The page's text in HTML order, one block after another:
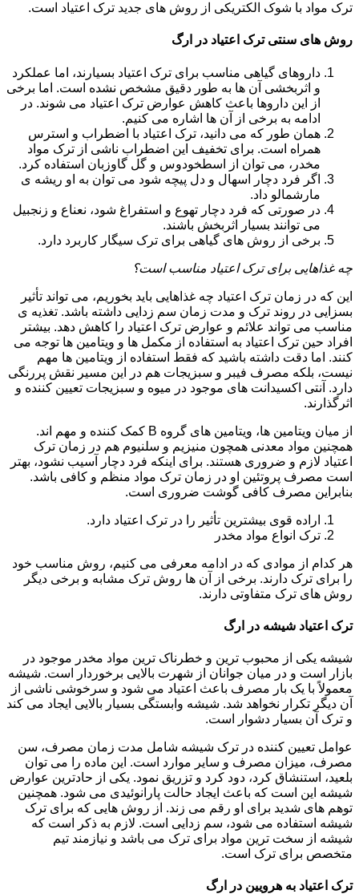
ترک مواد با شوک الکتریکی از روش های جدید ترک اعتیاد است.
روش های سنتی ترک اعتیاد در ارگ
داروهای گیاهی مناسب برای ترک اعتیاد بسیارند، اما عملکرد
و اثربخشی آن ها به طور دقیق مشخص نشده است. اما برخی
از این داروها باعث کاهش عوارض ترک اعتیاد می شوند. در
ادامه به برخی از آن ها اشاره می کنیم.
همان طور که می دانید، ترک اعتیاد با اضطراب و استرس
همراه است. برای تخفیف این اضطراب ناشی از ترک مواد
مخدر، می توان از اسطخودوس و گل گاوزبان استفاده کرد.
اگر فرد دچار اسهال و دل پیچه شود می توان به او ریشه ی
مارشمالو داد.
در صورتی که فرد دچار تهوع و استفراغ شود، نعناع و زنجبیل
می توانند بسیار اثربخش باشند.
برخی از روش های گیاهی برای ترک سیگار کاربرد دارد.
چه غذاهایی برای ترک اعتیاد مناسب است؟
این که در زمان ترک اعتیاد چه غذاهایی باید بخوریم، می تواند تأثیر
بسزایی در روند ترک و مدت زمان سم زدایی داشته باشد. تغذیه ی
مناسب می تواند علائم و عوارض ترک اعتیاد را کاهش دهد. بیشتر
افراد حین ترک اعتیاد به استفاده از مکمل ها و ویتامین ها توجه می
کنند. اما دقت داشته باشید که فقط استفاده از ویتامین ها مهم
نیست، بلکه مصرف فیبر و سبزیجات هم در این مسیر نقش پررنگی
دارد. آنتی اکسیدانت های موجود در میوه و سبزیجات تعیین کننده و
اثرگذارند.
از میان ویتامین ها، ویتامین های گروه B کمک کننده و مهم اند.
همچنین مواد معدنی همچون منیزیم و سلنیوم هم در زمان ترک
اعتیاد لازم و ضروری هستند. برای اینکه فرد دچار آسیب نشود، بهتر
است مصرف پروتئین او در زمان ترک مواد منظم و کافی باشد.
بنابراین مصرف کافی گوشت ضروری است.
اراده قوی بیشترین تأثیر را در ترک اعتیاد دارد.
ترک انواع مواد مخدر
هر کدام از موادی که در ادامه معرفی می کنیم، روش مناسب خود
را برای ترک دارند. برخی از آن ها روش ترک مشابه و برخی دیگر
روش های ترک متفاوتی دارند.
ترک اعتیاد شیشه در ارگ
شیشه یکی از محبوب ترین و خطرناک ترین مواد مخدر موجود در
بازار است و در میان جوانان از شهرت بالایی برخوردار است. شیشه
معمولاً با یک بار مصرف باعث اعتیاد می شود و سرخوشی ناشی از
آن دیگر تکرار نخواهد شد. شیشه وابستگی بسیار بالایی ایجاد می کند
و ترک آن بسیار دشوار است.
عوامل تعیین کننده در ترک شیشه شامل مدت زمان مصرف، سن
مصرف، میزان مصرف و سایر موارد است. این ماده را می توان
بلعید، استنشاق کرد، دود کرد و تزریق نمود. یکی از حادترین عوارض
شیشه این است که باعث ایجاد حالت پارانوئیدی می شود. همچنین
توهم های شدید برای او رقم می زند. از روش هایی که برای ترک
شیشه استفاده می شود، سم زدایی است. لازم به ذکر است که
شیشه از سخت ترین مواد برای ترک می باشد و نیازمند تیم
متخصص برای ترک است.
ترک اعتیاد به هرویین در ارگ